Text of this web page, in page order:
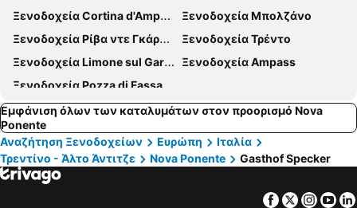
Ξενοδοχεία Cortina d'Ampezzo
Ξενοδοχεία Μπολζάνο
Ξενοδοχεία Ρίβα ντε Γκάρντα
Ξενοδοχεία Τρέντο
Ξενοδοχεία Limone sul Garda
Ξενοδοχεία Ampass
Ξενοδοχεία Pozza di Fassa
Εμφάνιση όλων των καταλυμάτων στον προορισμό Nova
Ponente
Αναζήτηση Ξενοδοχείων
Ευρώπη
Ιταλία
Τρεντίνο - Άλτο Άντιτζε
Nova Ponente Gasthof Specker
Facebook
Twitter